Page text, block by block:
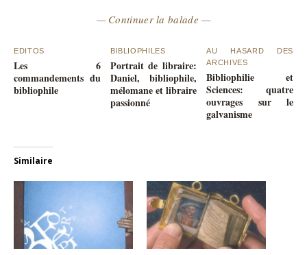
— Continuer la balade —
EDITOS
Les 6
commandements du
bibliophile
BIBLIOPHILES
Portrait de libraire:
Daniel, bibliophile,
mélomane et libraire
passionné
AU HASARD DES
ARCHIVES
Bibliophilie et
Sciences: quatre
ouvrages sur le
galvanisme
Similaire